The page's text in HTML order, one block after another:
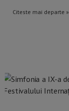
Citeste mai departe »